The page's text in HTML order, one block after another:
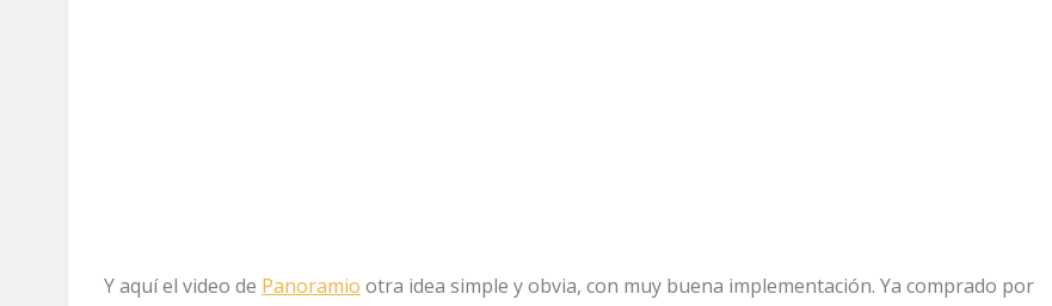
Y aquí el video de Panoramio otra idea simple y obvia, con muy buena implementación. Ya comprado por